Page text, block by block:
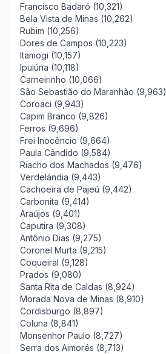
Francisco Badaró (10,321)
Bela Vista de Minas (10,262)
Rubim (10,256)
Dores de Campos (10,223)
Itamogi (10,157)
Ipuiúna (10,118)
Carneirinho (10,066)
São Sebastião do Maranhão (9,963)
Coroaci (9,943)
Capim Branco (9,826)
Ferros (9,696)
Frei Inocêncio (9,664)
Paula Cândido (9,584)
Riacho dos Machados (9,476)
Verdelândia (9,443)
Cachoeira de Pajeú (9,442)
Carbonita (9,414)
Araújos (9,401)
Caputira (9,308)
Antônio Dias (9,275)
Coronel Murta (9,215)
Coqueiral (9,128)
Prados (9,080)
Santa Rita de Caldas (8,924)
Morada Nova de Minas (8,910)
Cordisburgo (8,897)
Coluna (8,841)
Monsenhor Paulo (8,727)
Serra dos Aimorés (8,713)